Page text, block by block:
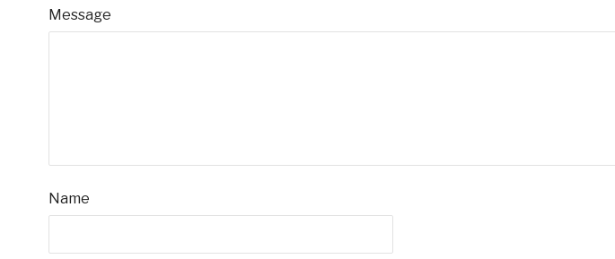
Message
Name